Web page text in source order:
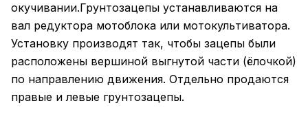
окучивании.Грунтозацепы устанавливаются на
вал редуктора мотоблока или мотокультиватора.
Установку производят так, чтобы зацепы были
расположены вершиной выгнутой части (ёлочкой)
по направлению движения. Отдельно продаются
правые и левые грунтозацепы.